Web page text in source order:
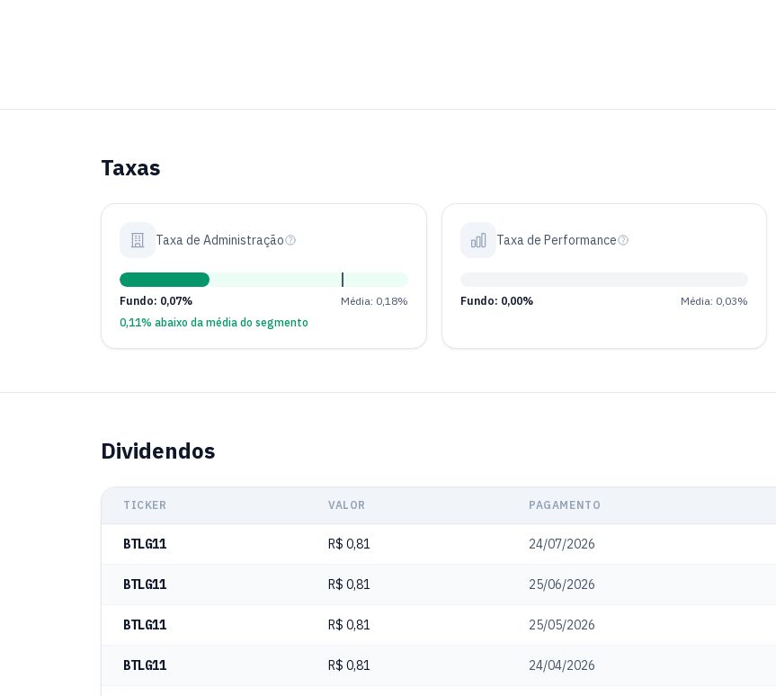
Taxas
Taxa de Administração
Fundo: 0,07%
Média: 0,18%
0,11% abaixo da média do segmento
Taxa de Performance
Fundo: 0,00% Média: 0,03%
Dividendos
TICKER VALOR PAGAMENTO
BTLG11 R$ 0,81 24/07/2026
BTLG11 R$ 0,81 25/06/2026
BTLG11 R$ 0,81 25/05/2026
BTLG11 R$ 0,81 24/04/2026